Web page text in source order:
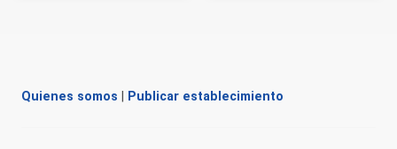
Quienes somos Publicar establecimiento